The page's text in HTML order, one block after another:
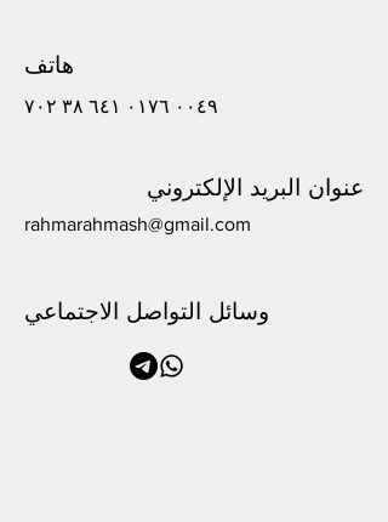
هاتف
٠٠٤٩ ٠١٧٦ ٦٤١ ٣٨ ٧٠٢
عنوان البريد الإلكتروني
rahmarahmash@gmail.com
وسائل التواصل الاجتماعي